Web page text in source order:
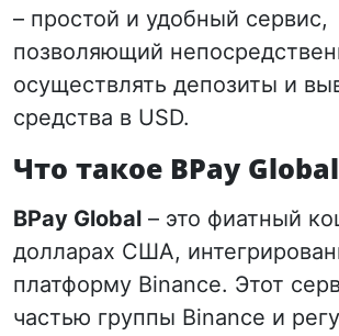
– простой и удобный сервис,
позволяющий
осуществлять депозиты и
средства в USD.
Что такое BPay
BPay Global – это фиатный
долларах США,
платформу Binance. Этот
частью группы Binance и